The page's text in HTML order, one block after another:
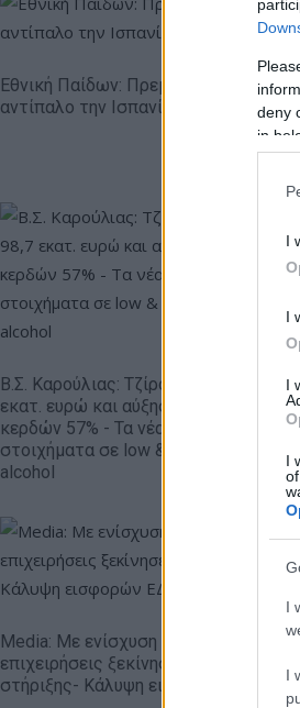
deny
in
I
I
I
I
I
I
Εθνική Παίδων: Πρεμιέρα στο
αντίπαλο την Ισπανία (live stream)
Β.Σ. Καρούλιας: Τζίρος 98,7
εκατ. ευρώ και αύξηση
κερδών 57% - Τα νέα
στοιχήματα σε low & non
alcohol
–
Media: Με ενίσχυση 8 εκατ. ευρώ σε
επιχειρήσεις ξεκίνησε το πρόγραμμα
στήριξης- Κάλυψη εισφορών ΕΔΟΕΑΠ